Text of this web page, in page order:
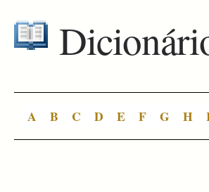
A B C D E F G H